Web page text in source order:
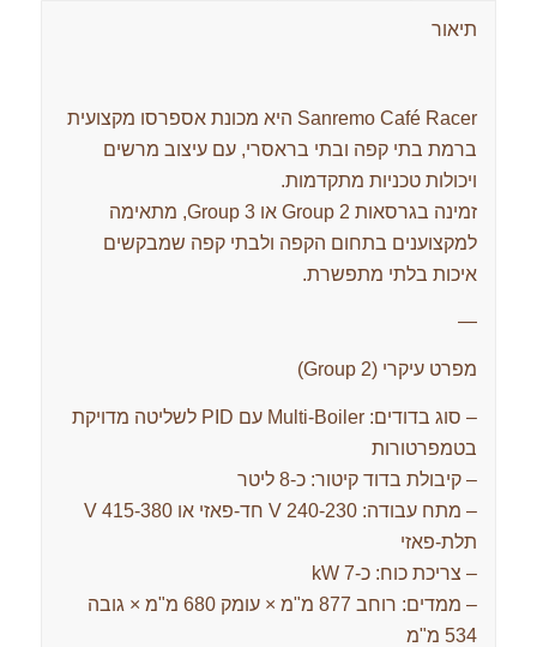
תיאור
Sanremo Café Racer היא מכונת אספרסו מקצועית
ברמת בתי קפה ובתי בראסרי, עם עיצוב מרשים
ויכולות טכניות מתקדמות.
זמינה בגרסאות 2 Group או 3 Group, מתאימה
למקצוענים בתחום הקפה ולבתי קפה שמבקשים
איכות בלתי מתפשרת.
—
מפרט עיקרי (2 Group)
– סוג בדודים: Multi‑Boiler עם PID לשליטה מדויקת
בטמפרטורות
– קיבולת בדוד קיטור: כ‑8 ליטר
– מתח עבודה: 230‑240 V חד‑פאזי או 380‑415 V
תלת‑פאזי
– צריכת כוח: כ‑7 kW
– ממדים: רוחב 877 מ"מ × עומק 680 מ"מ × גובה
534 מ"מ